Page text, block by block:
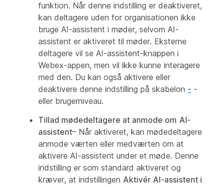
funktion. Når denne indstilling er deaktiveret,
kan deltagere uden for organisationen ikke
bruge AI-assistent i møder, selvom AI-
assistent er aktiveret til møder. Eksterne
deltagere vil se AI-assistent-knappen i
Webex-appen, men vil ikke kunne interagere
med den. Du kan også aktivere eller
deaktivere denne indstilling på skabelon - -
eller brugerniveau.
Tillad mødedeltagere at anmode om AI-
assistent– Når aktiveret, kan mødedeltagere
anmode værten eller medværten om at
aktivere AI-assistent under et møde. Denne
indstilling er som standard aktiveret og
kræver, at indstillingen Aktivér AI-assistent i